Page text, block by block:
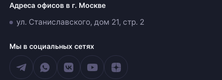
Адреса офисов в г. Москве
ул. Станиславского, дом 21, стр. 2
Мы в социальных сетях